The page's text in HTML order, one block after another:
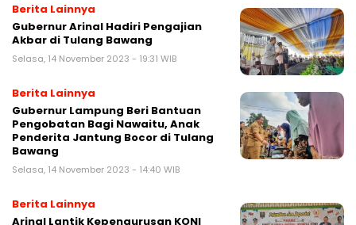
Berita Lainnya
Gubernur Arinal Hadiri Pengajian
Akbar di Tulang Bawang
Selasa, 14 November 2023 - 19:31 WIB
Berita Lainnya
Gubernur Lampung Beri Bantuan
Pengobatan Bagi Nawaitu, Anak
Penderita Jantung Bocor di Tulang
Bawang
Selasa, 14 November 2023 - 14:40 WIB
Berita Lainnya
Arinal Lantik Kepengurusan KONI